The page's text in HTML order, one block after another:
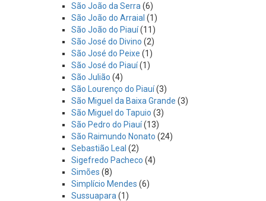
São João da Serra (6)
São João do Arraial (1)
São João do Piauí(11)
São José do Divino (2)
São José do Peixe (1)
São José do Piauí(1)
São Julião (4)
São Lourenço do Piauí(3)
São Miguel da Baixa Grande (3)
São Miguel do Tapuio (3)
São Pedro do Piauí(13)
São Raimundo Nonato (24)
Sebastião Leal (2)
Sigefredo Pacheco (4)
Simões (8)
Simplício Mendes (6)
Sussuapara (1)